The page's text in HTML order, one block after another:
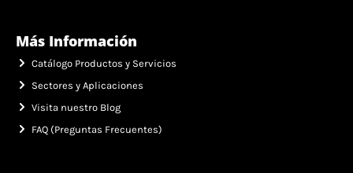
Más Información
Catálogo Productos y Servicios
Sectores y Aplicaciones
Visita nuestro Blog
FAQ (Preguntas Frecuentes)